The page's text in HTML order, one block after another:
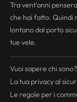
Tra vent'anni
che hai fatto. Quindi
lontano dal porto
tue vele.
Vuoi sapere chi sono?
La tua privacyal
Le regole per i